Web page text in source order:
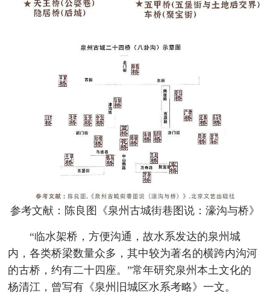
参考文献：陈良图《泉州古城街巷图说：濠沟与桥》
“临水架桥，方便沟通，故水系发达的泉州城
内，各类桥梁数量众多，其中较为著名的横跨内沟河
的古桥，约有二十四座。”常年研究泉州本土文化的
杨清江，曾写有《泉州旧城区水系考略》一文。